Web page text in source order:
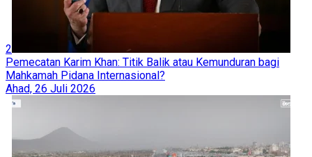
2
Pemecatan Karim Khan: Titik Balik atau Kemunduran bagi
Mahkamah Pidana Internasional?
Ahad, 26 Juli 2026